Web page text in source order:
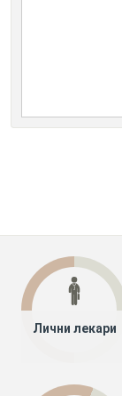
Лични лекари